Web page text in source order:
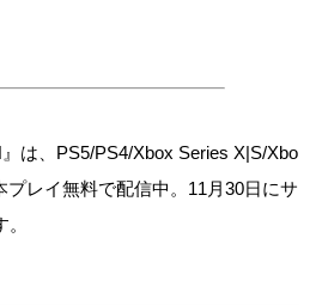
は、PS5/PS4/Xbox Series X|S/Xbo
レイ無料で配信中。11月30日にサ